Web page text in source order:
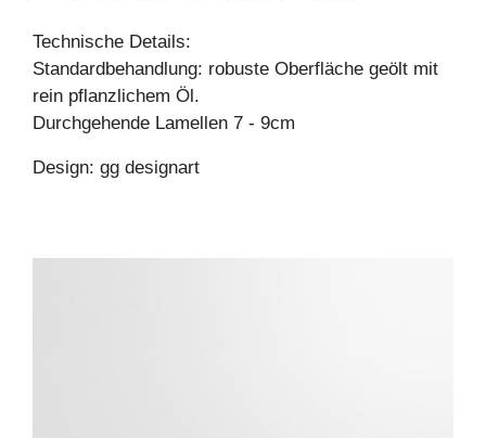
Technische Details:
Standardbehandlung: robuste Oberfläche geölt mit
rein pflanzlichem Öl.
Durchgehende Lamellen 7 - 9cm
Design: gg designart